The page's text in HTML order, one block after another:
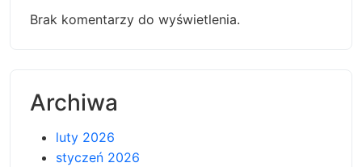
Brak komentarzy do wyświetlenia.
Archiwa
luty 2026
styczeń 2026